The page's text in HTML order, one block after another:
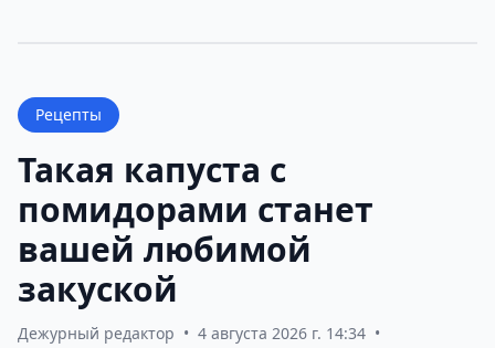
Рецепты
Такая капуста с
помидорами станет
вашей любимой
закуской
Дежурный редактор • 4 августа 2026 г. 14:34 •